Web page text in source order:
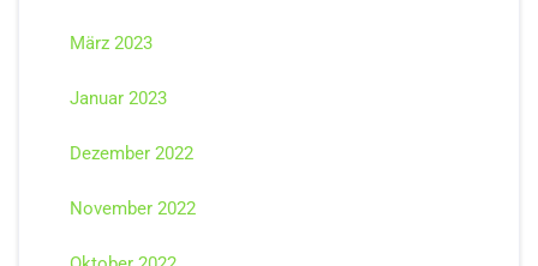
März 2023
Januar 2023
Dezember 2022
November 2022